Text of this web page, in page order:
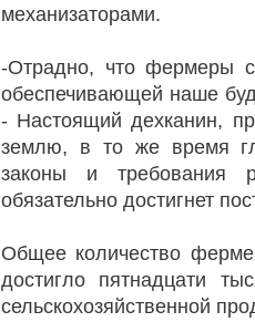
механизаторами.
-Отрадно, что фермеры
обеспечивающей наше
- Настоящий дехканин,
землю, в то же время
законы и требования
обязательно достигнет
Общее количество
достигло пятнадцати
сельскохозяйственной